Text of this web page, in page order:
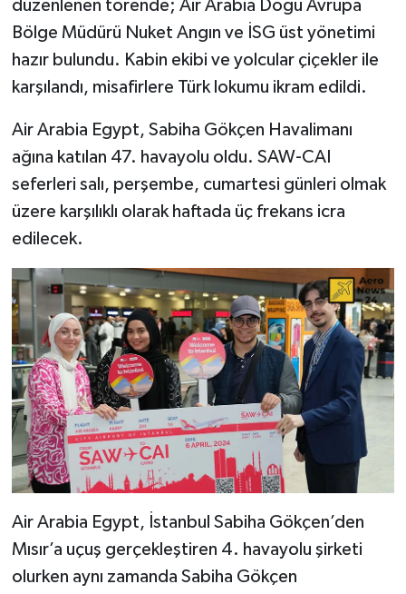
düzenlenen törende; Air Arabia Doğu Avrupa
Bölge Müdürü Nuket Angın ve İSG üst yönetimi
hazır bulundu. Kabin ekibi ve yolcular çiçekler ile
karşılandı, misafirlere Türk lokumu ikram edildi.
Air Arabia Egypt, Sabiha Gökçen Havalimanı
ağına katılan 47. havayolu oldu. SAW-CAI
seferleri salı, perşembe, cumartesi günleri olmak
üzere karşılıklı olarak haftada üç frekans icra
edilecek.
Air Arabia Egypt, İstanbul Sabiha Gökçen’den
Mısır’a uçuş gerçekleştiren 4. havayolu şirketi
olurken aynı zamanda Sabiha Gökçen